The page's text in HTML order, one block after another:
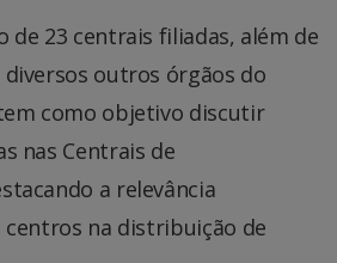
de 23 centrais filiadas, além de
outros órgãos do
como objetivo discutir
nas Centrais de
a relevância
centros na distribuição de